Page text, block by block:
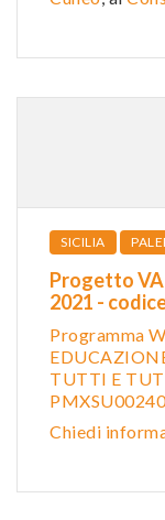
SICILIA
Progetto VA
2021 -
Programma
TUTTI E
Chiedi